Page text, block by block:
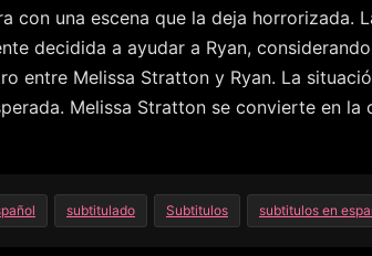
con una escena que la deja
decidida a ayudar a Ryan,
entre Melissa Stratton y Ryan. La
Melissa Stratton se convierte en
subtitulado Subtitulos subtitulos en